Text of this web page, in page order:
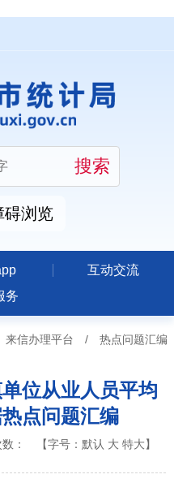
碍浏览
互动交流
务
来信办理平台 / 热点问题汇编
位从业人员平均
点问题汇编
： 【字号： 默认 大 特大 】